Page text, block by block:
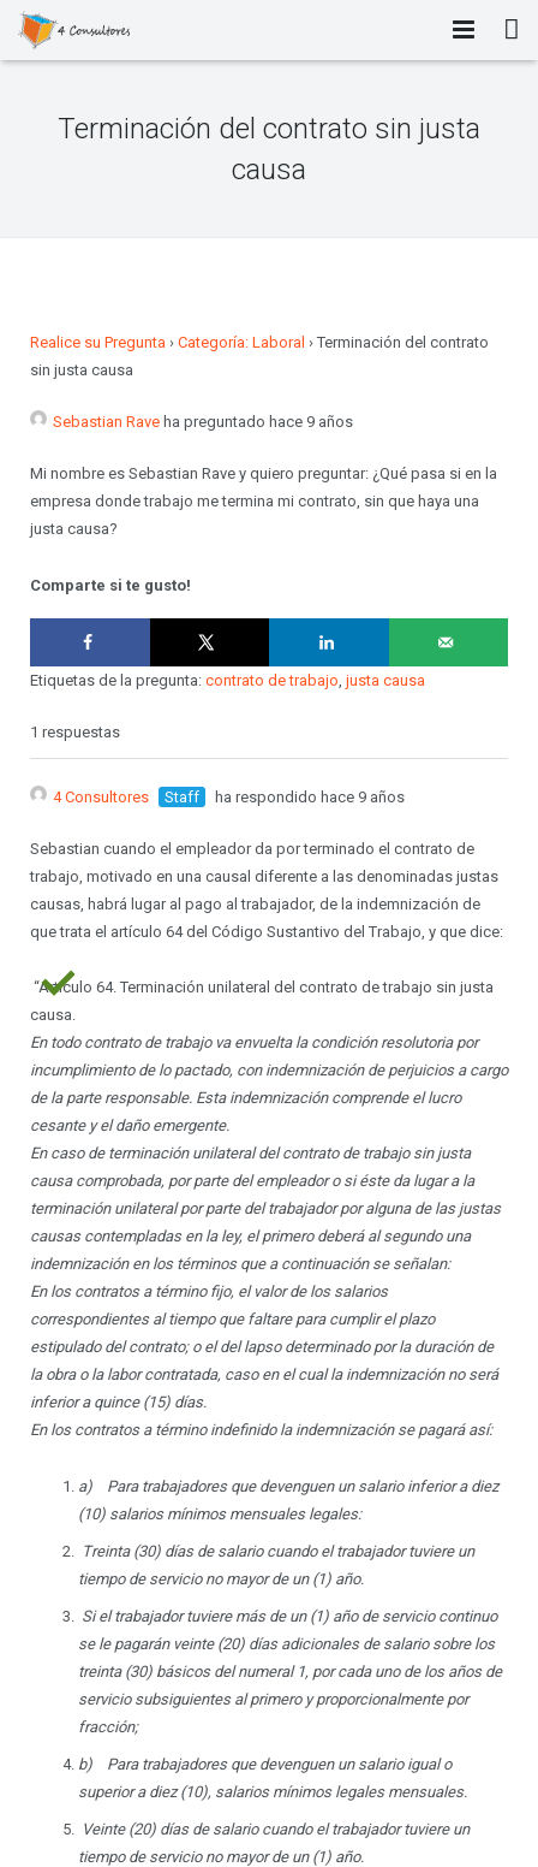
NOSOTROS
FORO
CONTACTO
Terminación del contrato sin justa
causa
Realice su Pregunta › Categoría: Laboral ›Terminación del contrato
sin justa causa
Sebastian Rave ha preguntado hace 9 años
Mi nombre es Sebastian Rave y quiero preguntar: ¿Qué pasa si en la
empresa donde trabajo me termina mi contrato, sin que haya una
justa causa?
Comparte si te gusto!
Etiquetas de la pregunta: contrato de trabajo justa causa
1 respuestas
4 Consultores Staff ha respondido hace 9 años
Sebastian cuando el empleador da por terminado el contrato de
trabajo, motivado en una causal diferente a las denominadas justas
causas, habrá lugar al pago al trabajador, de la indemnización de
que trata el artículo 64 del Código Sustantivo del Trabajo, y que dice:
“Artículo 64. Terminación unilateral del contrato de trabajo sin justa
causa.
En todo contrato de trabajo va envuelta la condición resolutoria por
incumplimiento de lo pactado, con indemnización de perjuicios a cargo
de la parte responsable. Esta indemnización comprende el lucro
cesante y el daño emergente.
En caso de terminación unilateral del contrato de trabajo sin justa
causa comprobada, por parte del empleador o siéste da lugar a la
terminación unilateral por parte del trabajador por alguna de las justas
causas contempladas en la ley, el primero deberá al segundo una
indemnización en los términos que a continuación se señalan:
En los contratos a término fijo, el valor de los salarios
correspondientes al tiempo que faltare para cumplir el plazo
estipulado del contrato; o el del lapso determinado por la duración de
la obra o la labor contratada, caso en el cual la indemnización no será
inferior a quince (15) días.
En los contratos a término indefinido la indemnización se pagará así:
a) Para trabajadores que devenguen un salario inferior a diez
(10) salarios mínimos mensuales legales:
Treinta (30) días de salario cuando el trabajador tuviere un
tiempo de servicio no mayor de un (1) año.
Si el trabajador tuviere más de un (1) año de servicio continuo
se le pagarán veinte (20) días adicionales de salario sobre los
treinta (30) básicos del numeral 1, por cada uno de los años de
servicio subsiguientes al primero y proporcionalmente por
fracción;
b) Para trabajadores que devenguen un salario igual o
superior a diez (10), salarios mínimos legales mensuales.
Veinte (20) días de salario cuando el trabajador tuviere un
tiempo de servicio no mayor de un (1) año.